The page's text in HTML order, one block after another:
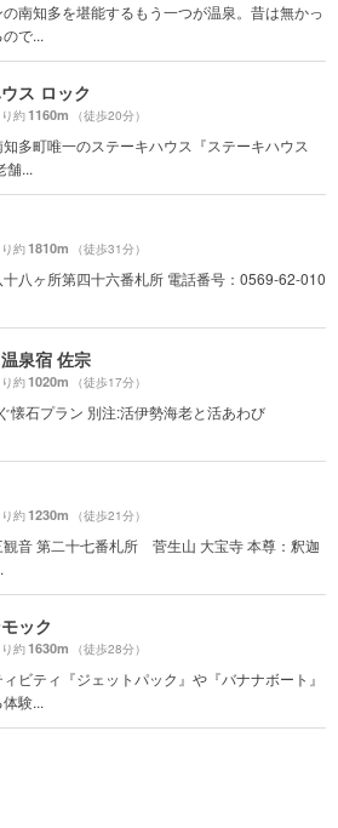
南知多を堪能するもう一つが温泉。昔は無かっ
で...
ス ロック
約1160m （徒歩20分）
多町唯一のステーキハウス『ステーキハウス
舗...
約1810m （徒歩31分）
八ヶ所第四十六番札所 電話番号：0569-62-010
泉宿 佐宗
約1020m （徒歩17分）
懐石プラン 別注:活伊勢海老と活あわび
約1230m （徒歩21分）
観音 第二十七番札所 菅生山 大宝寺 本尊：釈迦
ック
約1630m （徒歩28分）
ビティ『ジェットパック』や『バナナボート』
験...